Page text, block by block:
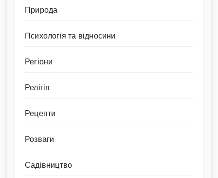
Природа
Психологія та відносини
Регіони
Релігія
Рецепти
Розваги
Садівництво